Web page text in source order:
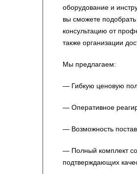
оборудование и
вы сможете
консультацию от
также организации
Мы предлагаем:
— Гибкую ценовую
— Оперативное
— Возможность
— Полный комплект
подтверждающих